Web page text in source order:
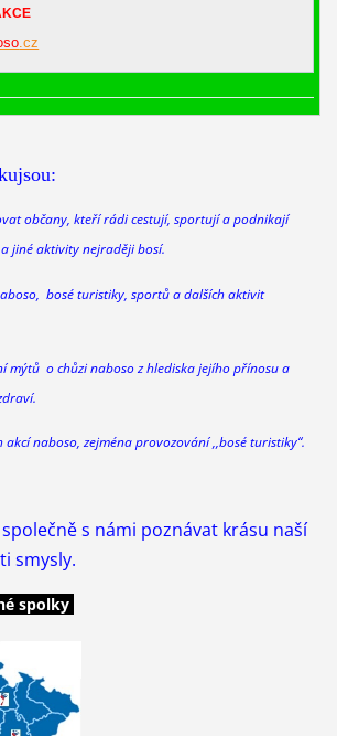
.cz
občany, kteří rádi cestují, sportují a podnikají
jiné aktivity nejraději bosí.
bosé turistiky, sportů a dalších aktivit
mýtů o chůzinabosoz hlediska jejího přínosu a
akcínaboso, zejména provozování ,,bosé turistiky“.
s námi poznávat krásu naší
smysly.
spolky